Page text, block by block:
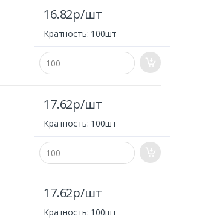
16.82р/шт
Кратность: 100шт
17.62р/шт
Кратность: 100шт
17.62р/шт
Кратность: 100шт